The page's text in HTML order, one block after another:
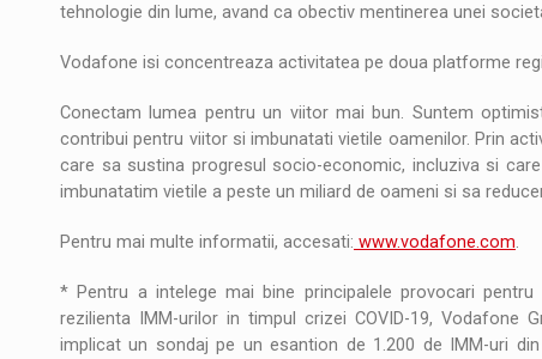
tehnologie din lume, avand ca obectiv mentinerea unei
Vodafone isi concentreaza activitatea pe doua platforme
Conectam lumea pentru un viitor mai bun. Suntem
contribui pentru viitor si imbunatati vietile oamenilor. Prin
care sa sustina progresul socio-economic, incluziva si
imbunatatim vietile a peste un miliard de oameni si sa
Pentru mai multe informatii, accesati: www.vodafone.com.
* Pentru a intelege mai bine principalele provocari
rezilienta IMM-urilor in timpul crizei COVID-19,
implicat un sondaj pe un esantion de 1.200 de IMM-uri